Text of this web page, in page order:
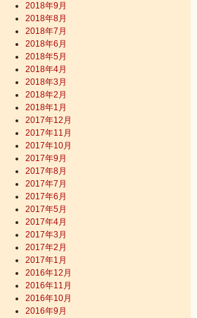
2018年9月
2018年8月
2018年7月
2018年6月
2018年5月
2018年4月
2018年3月
2018年2月
2018年1月
2017年12月
2017年11月
2017年10月
2017年9月
2017年8月
2017年7月
2017年6月
2017年5月
2017年4月
2017年3月
2017年2月
2017年1月
2016年12月
2016年11月
2016年10月
2016年9月